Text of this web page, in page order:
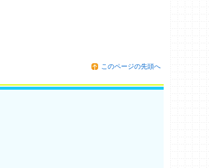
このページの先頭へ